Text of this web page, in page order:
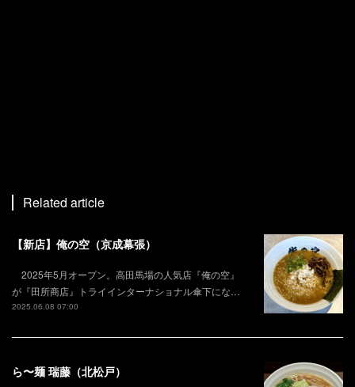
Related article
【新店】俺の空（京成幕張）
2025年5月オープン。高田馬場の人気店『俺の空』
が『田所商店』トライインターナショナル傘下にな…
2025.06.08 07:00
ら〜麺 瑞藤（北松戸）